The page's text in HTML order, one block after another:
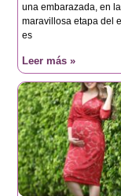
una embarazada, en la
maravillosa etapa del
es
Leer más »